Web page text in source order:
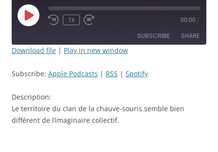
Play
Episode
Rewind
1x
Fast
seconds
00:00 /
SUBSCRIBE SHARE
RSS FEED
EMBED
Download file | Play in new window
Subscribe: Apple Podcasts | RSS | Spotify
Description:
Le territoire du clan de la chauve-souris semble bien
différent de l’imaginaire collectif.